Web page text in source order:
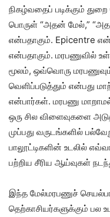
நிகழ்வதைப் படிக்கும்
பொருள் “அதன் மேல்,”
என்பதாகும். Epicentre
என்பதாகும். மரபணுவில்
மூலம், ஒவ்வொரு
வெளிப்படுத்தும் என்பது
என்பார்கள். மரபணு
ஒரு சில விளைவுகளை
முப்பது வருடங்களில்
பாலூட்டிகளின் உடலில்
பற்றிய சீரிய ஆய்வுகள்
இந்த மேல்மரபணுச்
தெற்காசியர்களுக்கும்